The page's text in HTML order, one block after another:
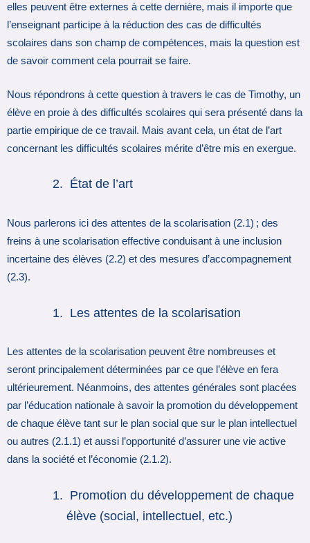
elles peuvent être externes à cette dernière, mais il importe que
l’enseignant participe à la réduction des cas de difficultés
scolaires dans son champ de compétences, mais la question est
de savoir comment cela pourrait se faire.
Nous répondrons à cette question à travers le cas de Timothy, un
élève en proie à des difficultés scolaires qui sera présenté dans la
partie empirique de ce travail. Mais avant cela, un état de l’art
concernant les difficultés scolaires mérite d’être mis en exergue.
État de l’art
Nous parlerons ici des attentes de la scolarisation (2.1) ; des
freins à une scolarisation effective conduisant à une inclusion
incertaine des élèves (2.2) et des mesures d’accompagnement
(2.3).
Les attentes de la scolarisation
Les attentes de la scolarisation peuvent être nombreuses et
seront principalement déterminées par ce que l’élève en fera
ultérieurement. Néanmoins, des attentes générales sont placées
par l’éducation nationale à savoir la promotion du développement
de chaque élève tant sur le plan social que sur le plan intellectuel
ou autres (2.1.1) et aussi l’opportunité d’assurer une vie active
dans la société et l’économie (2.1.2).
Promotion du développement de chaque
élève (social, intellectuel, etc.)